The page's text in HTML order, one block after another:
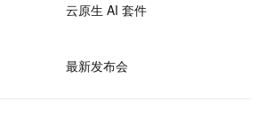
云原生 AI 套件
最新发布会